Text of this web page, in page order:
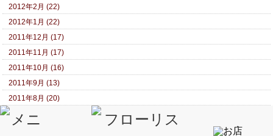
2012年2月 (22)
2012年1月 (22)
2011年12月 (17)
2011年11月 (17)
2011年10月 (16)
2011年9月 (13)
2011年8月 (20)
2011年7月 (11)